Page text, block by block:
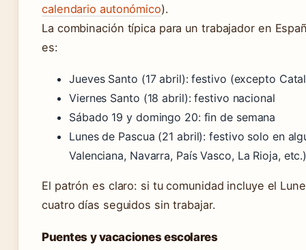
calendario autonómico).
La combinación típica para un trabajador en
es:
Jueves Santo (17 abril): festivo (excepto
Viernes Santo (18 abril): festivo nacional
Sábado 19 y domingo 20: fin de semana
Lunes de Pascua (21 abril): festivo solo en
Valenciana, Navarra, País Vasco, La Rioja,
El patrón es claro: si tu comunidad incluye el
cuatro días seguidos sin trabajar.
Puentes y vacaciones escolares